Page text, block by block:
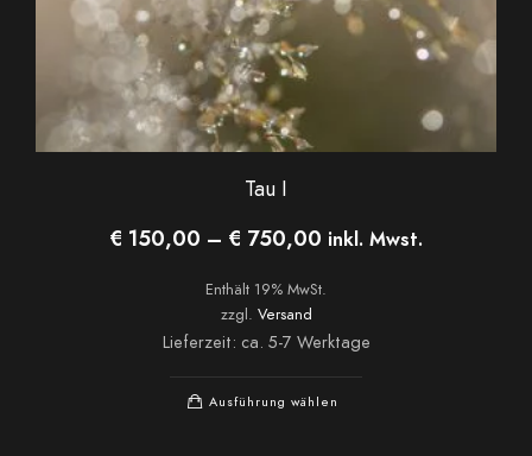
Tau I
€ 150,00 – € 750,00 Preisspanne:
bis
inkl. Mwst.
Enthält 19% MwSt.
zzgl. Versand
Lieferzeit: ca. 5-7 Werktage
Ausführung wählen